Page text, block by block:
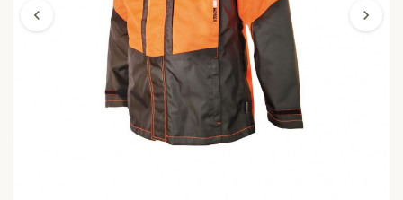
chevron_left chevron_right